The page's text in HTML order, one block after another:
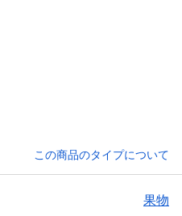
この商品のタイプについて
果物